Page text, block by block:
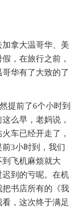
拿大温哥华、美
，在旅行之前，
华有了大致的了
提前了6个小时到
么早，老妈说，
车已经开走了，
3小时到，我们
飞机麻烦就大
到的亏呢。在机
书店所有的《我
，这次终于满足